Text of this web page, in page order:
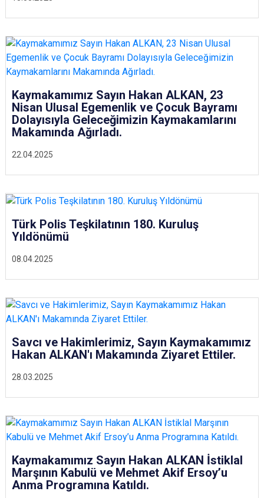
22.04.2025
Kaymakamımız Sayın Hakan ALKAN, 23
Nisan Ulusal Egemenlik ve Çocuk Bayramı
Dolayısıyla Geleceğimizin Kaymakamlarını
Makamında Ağırladı.
08.04.2025
Türk Polis Teşkilatının 180. Kuruluş
Yıldönümü
28.03.2025
Savcı ve Hakimlerimiz, Sayın Kaymakamımız
Hakan ALKAN'ı Makamında Ziyaret Ettiler.
Kaymakamımız Sayın Hakan ALKAN İstiklal
Marşının Kabulü ve Mehmet Akif Ersoy’u
Anma Programına Katıldı.